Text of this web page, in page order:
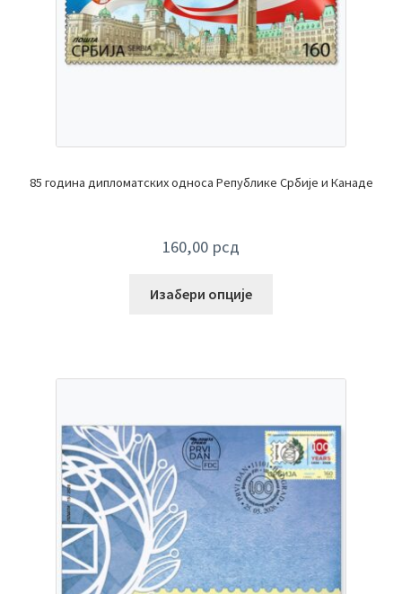
85 година дипломатских односа Републике Србије и Канаде
160,00 рсд
Изабери опције